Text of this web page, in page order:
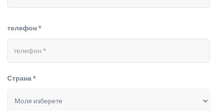
телефон *
Страна *